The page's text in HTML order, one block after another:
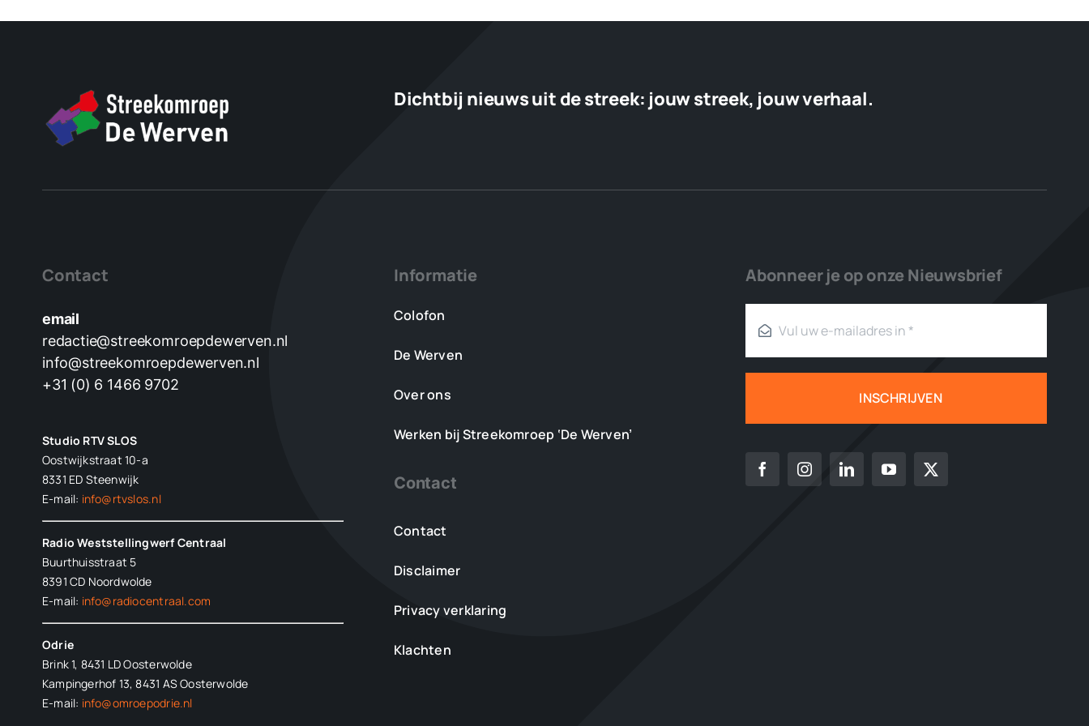
Dichtbij nieuws uit de streek: jouw streek, jouw verhaal.
Contact
email
redactie@streekomroepdewerven.nl
info@streekomroepdewerven.nl
+31 (0) 6 1466 9702
Studio RTV SLOS
Oostwijkstraat 10-a
8331 ED Steenwijk
E-mail: info@rtvslos.nl
Radio Weststellingwerf Centraal
Buurthuisstraat 5
8391 CD Noordwolde
E-mail: info@radiocentraal.com
Odrie
Brink 1, 8431 LD Oosterwolde
Kampingerhof 13, 8431 AS Oosterwolde
E-mail: info@omroepodrie.nl
Informatie
Colofon
De Werven
Over ons
Werken bij Streekomroep ‘De Werven’
Contact
Contact
Disclaimer
Privacy verklaring
Klachten
Abonneer je op onze Nieuwsbrief
INSCHRIJVEN